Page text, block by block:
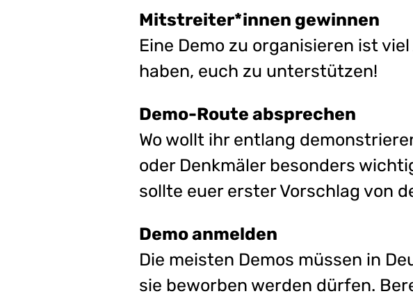
Mitstreiter*innen gewinnen
Eine Demo zu organisieren ist
haben, euch zu unterstützen!
Demo-Route absprechen
Wo wollt ihr entlang
oder Denkmäler besonders
sollte euer erster Vorschlag von
Demo anmelden
Die meisten Demos müssen in
sie beworben werden dürfen.